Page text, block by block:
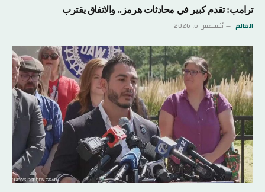
ترامب: تقدم كبير في محادثات هرمز.. والاتفاق يقترب
العالم أغسطس 6, 2026